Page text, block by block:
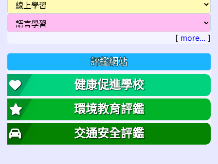
[ more... ]
評鑑網站
健康促進學校
環境教育評鑑
交通安全評鑑